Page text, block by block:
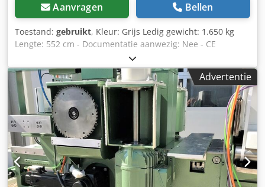
Aanvragen Bellen
Toestand: gebruikt, Kleur: Grijs Ledig gewicht: 1.650 kg
Lengte: 552 cm - Documentatie aanwezig: Nee - CE
certificaat aanwezig: Nee - Soort stelling: Dubbel - Aantal
staanders [st.]: 11 - Aantal liggers [st.]: 66 -
Draagvermogen per staander totaal [kg]: 6000 -
Draagvermogen per ligger [kg]: 1000 - Arm lengte [mm]:
1220 - Hoogte staander [mm]: 5520 - Lengte voet [mm]:
1220 - Breedte tussen staanders [mm]: 1500 Codpfxoza Tc
Ds Al Rsha - Transportgewicht [kg]: 1650kg Financiële
informatie BTW: De getoonde prijs is exclusief BTW
BTW/marge: BTW verrekenbaar voor ondernemers
Levering en inruil altijd mogelijk van alles in de industriële
sectoren Tess van den Boom
Advertentie